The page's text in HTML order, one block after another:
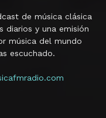
de música clásica
diarios y una emisión
música del mundo
escuchado.